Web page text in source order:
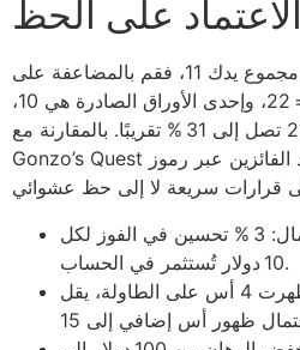
الاعتماد على الحظ
القاعدة الذهبية: إذا كان مجموع يدك 11، فقم بالمضاعفة على
الفور. حساب بسيط: 11 × 2 = 22، وإحدى الأوراق الصادرة هي 10،
لذا احتمالية الحصول على 21 تصل إلى 31 % تقريبًا. بالمقارنة مع
Gonzo’s Quest التي تعتمد على تصعيد الفائزين عبر رموز
استخدام استراتيجيات الاحتمال: 3 % تحسين في الفوز لكل
10 دولار تُستثمر في الحساب.
مراقبة توزيع الأوراق: إذا ظهرت 4 أس على الطاولة، يقل